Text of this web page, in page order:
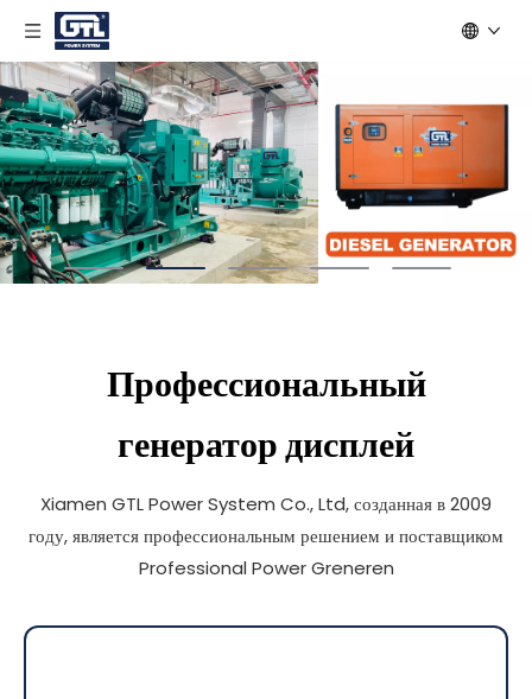
Профессиональный
генератор дисплей
Xiamen GTL Power System Co., Ltd, созданная в 2009
году, является профессиональным решением и поставщиком
Professional Power Greneren